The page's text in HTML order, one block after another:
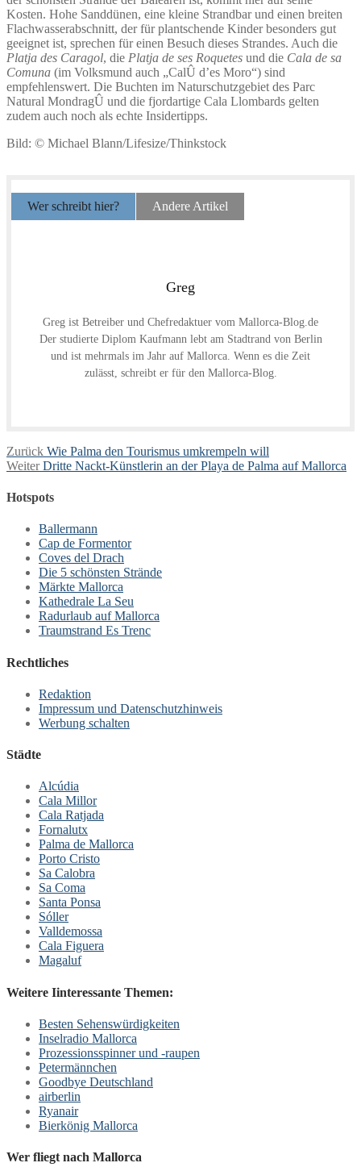
Kosten. Hohe Sanddünen, eine kleine Strandbar und einen breiten
Flachwasserabschnitt, der für plantschende Kinder besonders gut
geeignet ist, sprechen für einen Besuch dieses Strandes. Auch die
Platja des Caragol, die Platja de ses Roquetes und die Cala de sa
Comuna (im Volksmund auch „CalÛ d’es Moro“) sind
empfehlenswert. Die Buchten im Naturschutzgebiet des Parc
Natural MondragÛ und die fjordartige Cala Llombards gelten
zudem auch noch als echte Insidertipps.
Bild: © Michael Blann/Lifesize/Thinkstock
Wer schreibt hier? Andere Artikel
Greg
Greg ist Betreiber und Chefredaktuer vom Mallorca-Blog.de
Der studierte Diplom Kaufmann lebt am Stadtrand von Berlin
und ist mehrmals im Jahr auf Mallorca. Wenn es die Zeit
zulässt, schreibt er für den Mallorca-Blog.
Beitragsnavigation
Zurück Vorheriger
Beitrag:
Wie Palma den Tourismus umkrempeln will
Weiter Nächster
Dritte Nackt-Künstlerin an der Playa de Palma auf Mallorca
Hotspots
Ballermann
Cap de Formentor
Coves del Drach
Die 5 schönsten Strände
Märkte Mallorca
Kathedrale La Seu
Radurlaub auf Mallorca
Traumstrand Es Trenc
Rechtliches
Redaktion
Impressum und Datenschutzhinweis
Werbung schalten
Städte
Alcúdia
Cala Millor
Cala Ratjada
Fornalutx
Palma de Mallorca
Porto Cristo
Sa Calobra
Sa Coma
Santa Ponsa
Sóller
Valldemossa
Cala Figuera
Magaluf
Weitere Iinteressante Themen:
Besten Sehenswürdigkeiten
Inselradio Mallorca
Prozessionsspinner und -raupen
Petermännchen
Goodbye Deutschland
airberlin
Ryanair
Bierkönig Mallorca
Wer fliegt nach Mallorca